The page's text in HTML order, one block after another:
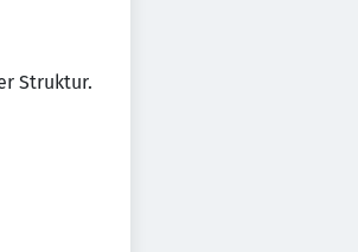
Struktur.